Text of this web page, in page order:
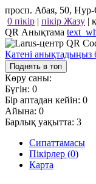
просп. Абая, 50, Нур-
0 пікір | пікір Жазу |
QR Анықтама
Қатені анықтадыңыз
Поднять в топ
Көру саны:
Бүгін: 0
Бір аптадан кейін: 0
Айына: 0
Барлық уақытта: 3
Сипаттамасы
Пікірлер (0)
Карта